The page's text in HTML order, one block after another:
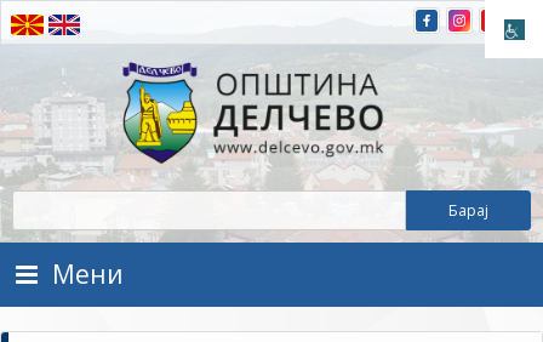
Прескокнете на содржината
Општина Делчево
Општина Делчево
Мени